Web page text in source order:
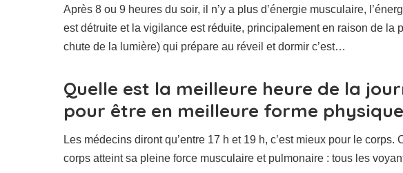
Après 8 ou 9 heures du soir, il n’y a plus d’énergie musculaire,
est détruite et la vigilance est réduite, principalement en raison de la
chute de la lumière) qui prépare au réveil et dormir c’est…
Quelle est la meilleure heure de la
pour être en meilleure forme
Les médecins diront qu’entre 17 h et 19 h, c’est mieux pour le corps.
corps atteint sa pleine force musculaire et pulmonaire : tous les